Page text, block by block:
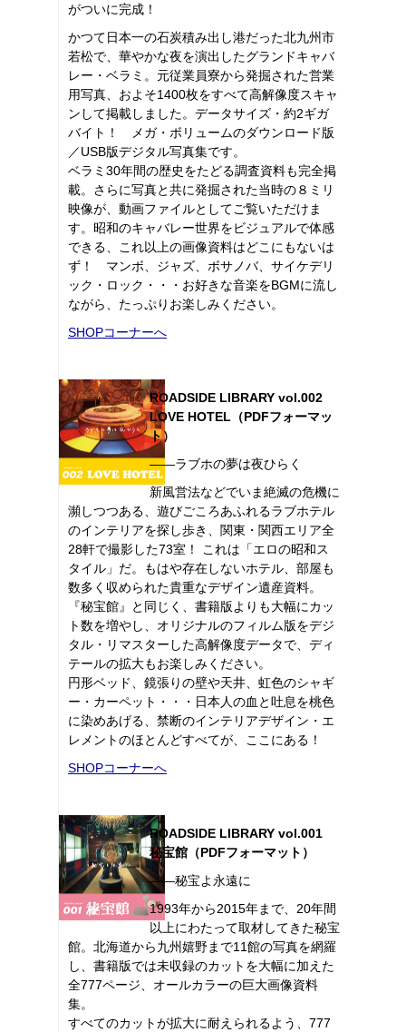
がついに完成！
かつて日本一の石炭積み出し港だった北九州市
若松で、華やかな夜を演出したグランドキャバ
レー・ベラミ。元従業員寮から発掘された営業
用写真、およそ1400枚をすべて高解像度スキャ
ンして掲載しました。データサイズ・約2ギガ
バイト！ メガ・ボリュームのダウンロード版
／USB版デジタル写真集です。
ベラミ30年間の歴史をたどる調査資料も完全掲
載。さらに写真と共に発掘された当時の８ミリ
映像が、動画ファイルとしてご覧いただけま
す。昭和のキャバレー世界をビジュアルで体感
できる、これ以上の画像資料はどこにもないは
ず！ マンボ、ジャズ、ボサノバ、サイケデリ
ック・ロック・・・お好きな音楽をBGMに流し
ながら、たっぷりお楽しみください。
SHOPコーナーへ
ROADSIDE LIBRARY vol.002
LOVE HOTEL（PDFフォーマッ
ト）
――ラブホの夢は夜ひらく
新風営法などでいま絶滅の危機に
瀕しつつある、遊びごころあふれるラブホテル
のインテリアを探し歩き、関東・関西エリア全
28軒で撮影した73室！ これは「エロの昭和ス
タイル」だ。もはや存在しないホテル、部屋も
数多く収められた貴重なデザイン遺産資料。
『秘宝館』と同じく、書籍版よりも大幅にカッ
ト数を増やし、オリジナルのフィルム版をデジ
タル・リマスターした高解像度データで、ディ
テールの拡大もお楽しみください。
円形ベッド、鏡張りの壁や天井、虹色のシャギ
ー・カーペット・・・日本人の血と吐息を桃色
に染めあげる、禁断のインテリアデザイン・エ
レメントのほとんどすべてが、ここにある！
SHOPコーナーへ
ROADSIDE LIBRARY vol.001
秘宝館（PDFフォーマット）
――秘宝よ永遠に
1993年から2015年まで、20年間
以上にわたって取材してきた秘宝
館。北海道から九州嬉野まで11館の写真を網羅
し、書籍版では未収録のカットを大幅に加えた
全777ページ、オールカラーの巨大画像資料
集。
すべてのカットが拡大に耐えられるよう、777